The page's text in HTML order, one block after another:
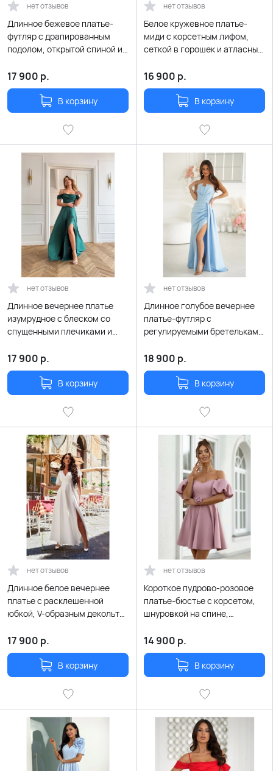
нет отзывов
Длинное бежевое платье-
футляр с драпированным
подолом, открытой спиной и
17 900 р.
В корзину
нет отзывов
Белое кружевное платье-
миди с корсетным лифом,
сеткой в горошек и атласным
16 900 р.
В корзину
нет отзывов
Длинное вечернее платье
изумрудное с блеском со
спущенными плечиками и
17 900 р.
В корзину
нет отзывов
Длинное голубое вечернее
платье-футляр с
регулируемыми бретельками
18 900 р.
В корзину
нет отзывов
Длинное белое вечернее
платье с расклешенной
юбкой, V-образным декольте
рукавчиками
17 900 р.
В корзину
нет отзывов
Короткое пудрово-розовое
платье-бюстье с корсетом,
шнуровкой на спине,
юбкой
14 900 р.
В корзину